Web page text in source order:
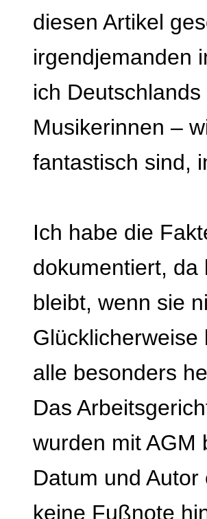
diesen Artikel
irgendjemanden
ich
Musikerinnen –
fantastisch sind,
Ich habe die
dokumentiert, da
bleibt, wenn sie
alle besonders
Das
wurden mit AGM
Datum und
keine Fußnote